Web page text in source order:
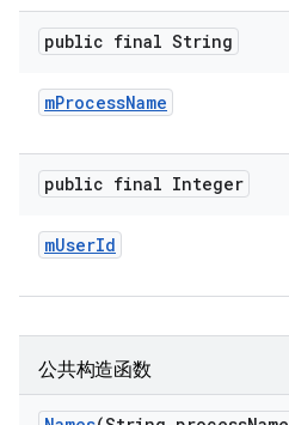
public final String
mProcessName
public final Integer
mUserId
公共构造函数